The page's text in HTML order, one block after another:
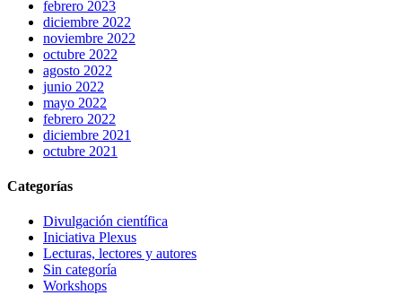
febrero 2023
diciembre 2022
noviembre 2022
octubre 2022
agosto 2022
junio 2022
mayo 2022
febrero 2022
diciembre 2021
octubre 2021
Categorías
Divulgación científica
Iniciativa Plexus
Lecturas, lectores y autores
Sin categoría
Workshops